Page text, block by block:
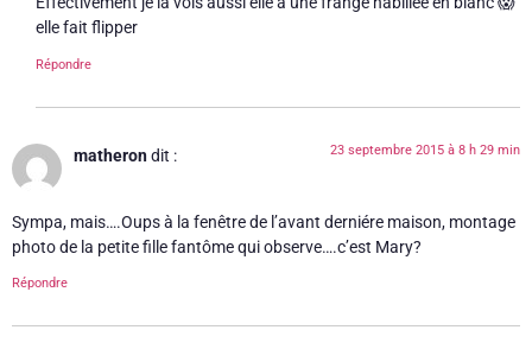
elle fait flipper
Répondre
matherondit : 23 septembre 2015 à 8 h 29 min
Sympa, mais….Oups à la fenêtre de l’avant derniére maison, montage
photo de la petite fille fantôme qui observe….c’est Mary?
Répondre